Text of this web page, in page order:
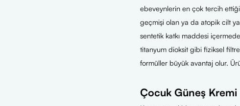
ebeveynlerin en çok tercih
geçmişi olan ya da atopik cilt
sentetik katkı maddesi
titanyum dioksit gibi fiziksel
formüller büyük avantaj olur.
Çocuk Güneş Kremi